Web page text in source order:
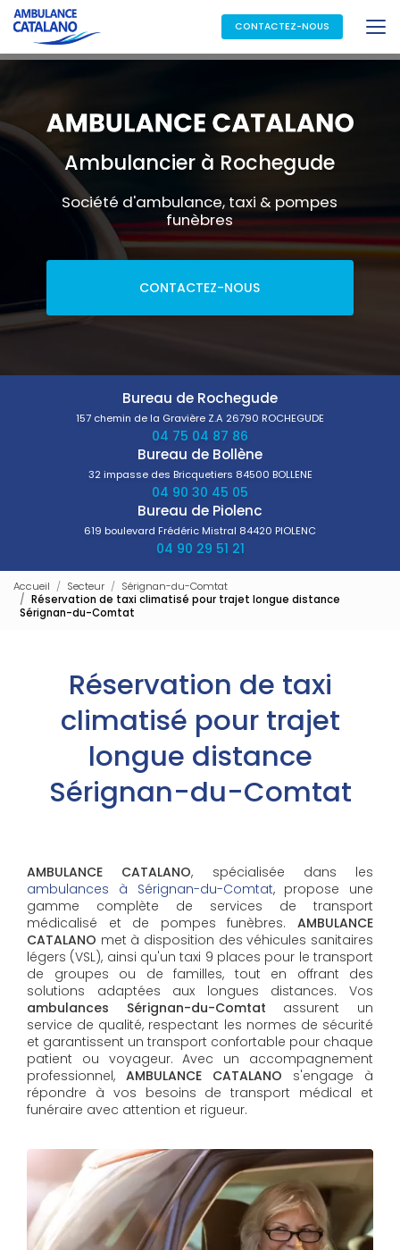
Aller
au
contenu
principal
CONTACTEZ-NOUS
Ambulancier à Rochegude
Société d'ambulance, taxi & pompes
funèbres
CONTACTEZ-NOUS
Bureau de Rochegude
157 chemin de la Gravière Z.A 26790 ROCHEGUDE
04 75 04 87 86
Bureau de Bollène
32 impasse des Bricquetiers 84500 BOLLENE
04 90 30 45 05
Bureau de Piolenc
619 boulevard Frédéric Mistral 84420 PIOLENC
04 90 29 51 21
Accueil Secteur
Sérignan-du-Comtat
Réservation de taxi climatisé pour trajet longue distance
Sérignan-du-Comtat
Réservation de taxi
climatisé pour trajet
longue distance
Sérignan-du-Comtat
AMBULANCE CATALANO, spécialisée dans les
ambulances à Sérignan-du-Comtat, propose une
gamme complète de services de transport
médicalisé et de pompes funèbres. AMBULANCE
CATALANO met à disposition des véhicules sanitaires
légers (VSL), ainsi qu'un taxi 9 places pour le transport
de groupes ou de familles, tout en offrant des
solutions adaptées aux longues distances. Vos
ambulances Sérignan-du-Comtat assurent un
service de qualité, respectant les normes de sécurité
et garantissent un transport confortable pour chaque
patient ou voyageur. Avec un accompagnement
professionnel, AMBULANCE CATALANO s'engage à
répondre à vos besoins de transport médical et
funéraire avec attention et rigueur.